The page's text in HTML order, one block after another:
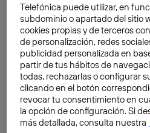
Los Glass, esos anteojos
lentes, pero sí una pequeña
la realidad como si fuese un
foto con solo pestañear,
pese a que aún no están en
quiera adquirir.
Cuando en 2012,Sergei Brin
Telefónica puede utilizar, en
subdominio o apartado del sitio
cookies propias y de terceros
de personalización, redes
publicidad personalizada en
partir de tus hábitos de
todas, rechazarlas o configurar
clicando en el botón
revocar tu consentimiento en
la opción de configuración. Si
más detallada, consulta nuestra